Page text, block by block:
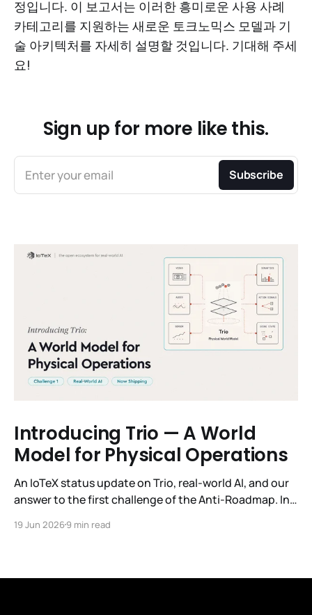
정입니다. 이 보고서는 이러한 흥미로운 사용 사례
카테고리를 지원하는 새로운 토크노믹스 모델과 기
술 아키텍처를 자세히 설명할 것입니다. 기대해 주세
요!
Sign up for more like this.
Enter your email Subscribe
Introducing Trio — A World
Model for Physical Operations
An IoTeX status update on Trio, real-world AI, and our
answer to the first challenge of the Anti-Roadmap. In
three challenges instead of a timeline. Challenge 1 was
19 Jun 20269 min read